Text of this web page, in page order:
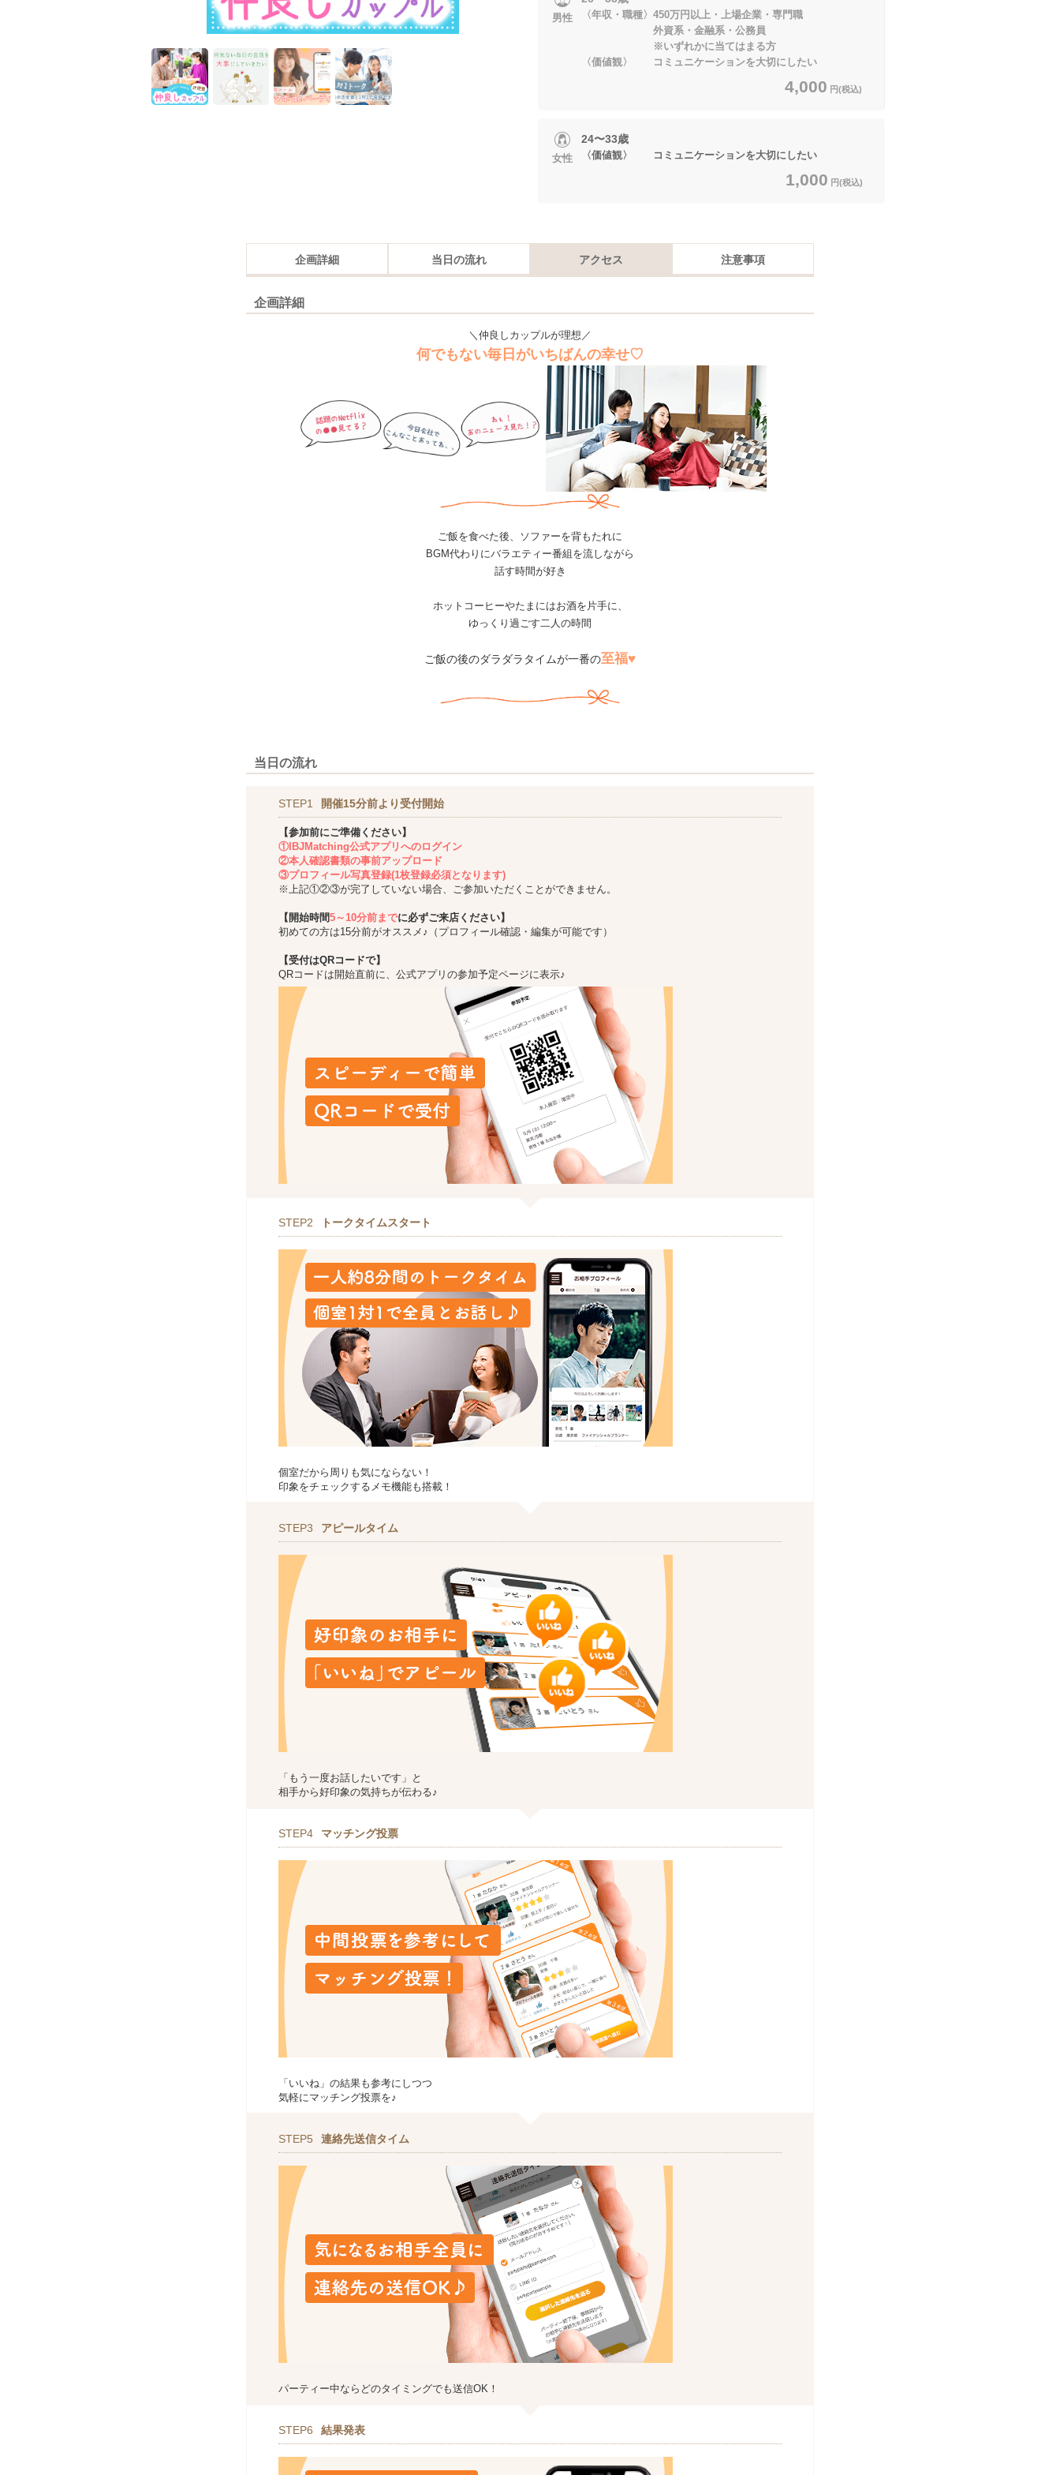
男性
〈年収・職種〉450万円以上・上場企業・専門職
外資系・金融系・公務員
※いずれかに当てはまる方
〈価値観〉 コミュニケーションを大切にしたい
4,000 円(税込)
女性
24〜33歳
〈価値観〉 コミュニケーションを大切にしたい
1,000 円(税込)
企画詳細 当日の流れ アクセス 注意事項
企画詳細
＼仲良しカップルが理想／
何でもない毎日がいちばんの幸せ♡
ご飯を食べた後、ソファーを背もたれに
BGM代わりにバラエティー番組を流しながら
話す時間が好き
ホットコーヒーやたまにはお酒を片手に、
ゆっくり過ごす二人の時間
ご飯の後のダラダラタイムが一番の至福♥
当日の流れ
STEP1 開催15分前より受付開始
【参加前にご準備ください】
①IBJMatching公式アプリへのログイン
②本人確認書類の事前アップロード
③プロフィール写真登録(1枚登録必須となります)
※上記①②③が完了していない場合、ご参加いただくことができません。
【開始時間5～10分前までに必ずご来店ください】
初めての方は15分前がオススメ♪（プロフィール確認・編集が可能です）
【受付はQRコードで】
QRコードは開始直前に、公式アプリの参加予定ページに表示♪
STEP2 トークタイムスタート
個室だから周りも気にならない！
印象をチェックするメモ機能も搭載！
STEP3 アピールタイム
「もう一度お話したいです」と
相手から好印象の気持ちが伝わる♪
STEP4 マッチング投票
「いいね」の結果も参考にしつつ
気軽にマッチング投票を♪
STEP5 連絡先送信タイム
パーティー中ならどのタイミングでも送信OK！
STEP6 結果発表